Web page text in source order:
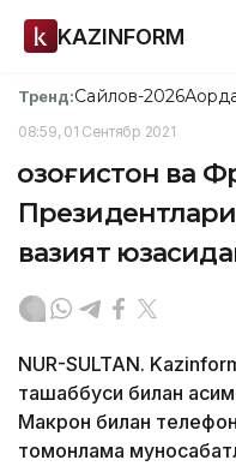
KAZINFORM
Тренд:Сайлов-2026
08:59, 01 Сентябр 2021
Қозоғистон ва
вазият
NUR-SULTAN.
ташаббуси билан
Макрон билан
томонлама